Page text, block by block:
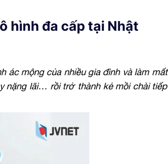
hình đa cấp tại Nhật
ác mộng của nhiều gia đình và làm mất
nặng lãi… rồi trở thành kẻ mồi chài tiếp